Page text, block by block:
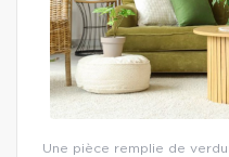
Une pièce remplie de